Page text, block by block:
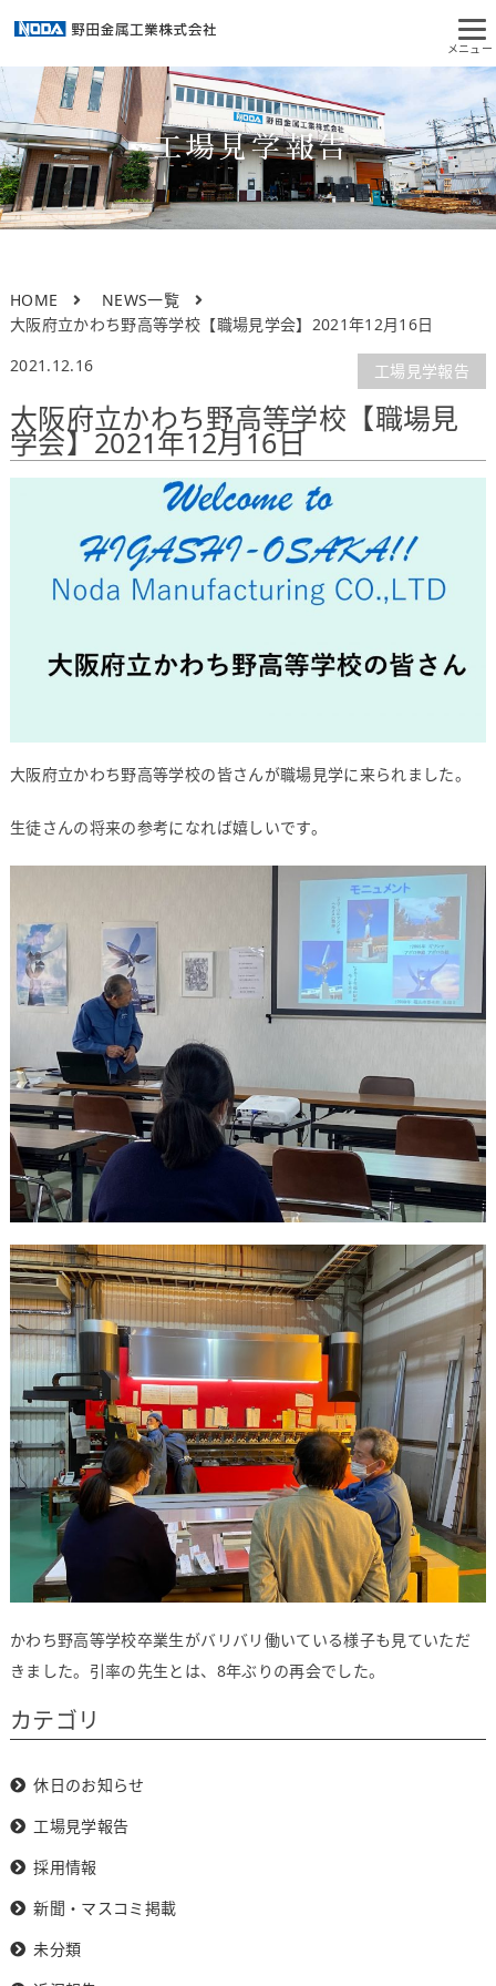
工場見学報告
HOME
NEWS一覧
大阪府立かわち野高等学校【職場見学会】2021年12月16日
2021.12.16
工場見学報告
大阪府立かわち野高等学校【職場見
学会】2021年12月16日
大阪府立かわち野高等学校の皆さんが職場見学に来られました。
生徒さんの将来の参考になれば嬉しいです。
かわち野高等学校卒業生がバリバリ働いている様子も見ていただ
きました。引率の先生とは、8年ぶりの再会でした。
カテゴリ
休日のお知らせ
工場見学報告
採用情報
新聞・マスコミ掲載
未分類